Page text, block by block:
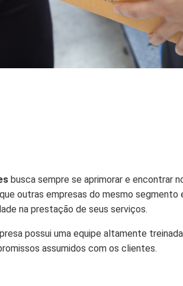
busca sempre se aprimorar e encontrar
outras empresas do mesmo
na prestação de seus serviços.
possui uma equipe altamente
assumidos com os clientes.